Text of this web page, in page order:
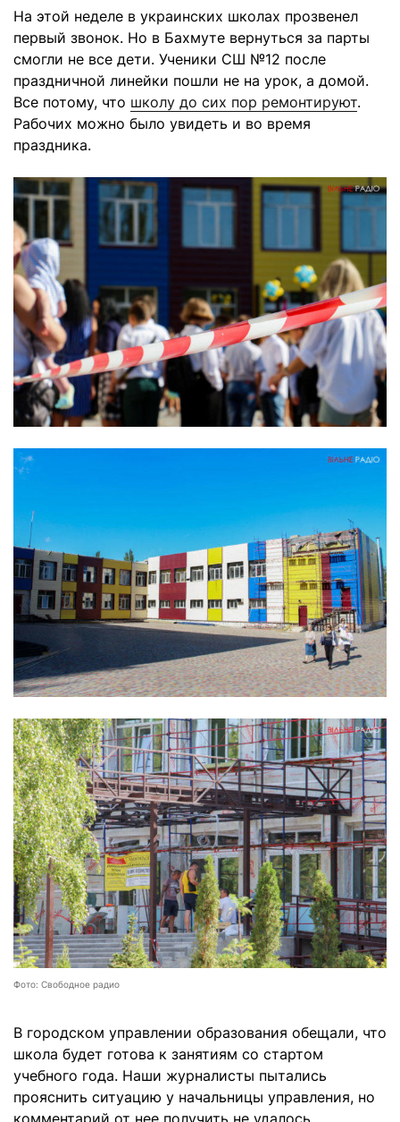
На этой неделе в украинских школах прозвенел
первый звонок. Но в Бахмуте вернуться за парты
смогли не все дети. Ученики СШ №12 после
праздничной линейки пошли не на урок, а домой.
Все потому, что школу до сих пор ремонтируют.
Рабочих можно было увидеть и во время
праздника.
Фото: Свободное радио
В городском управлении образования обещали, что
школа будет готова к занятиям со стартом
учебного года. Наши журналисты пытались
прояснить ситуацию у начальницы управления, но
комментарий от нее получить не удалось.